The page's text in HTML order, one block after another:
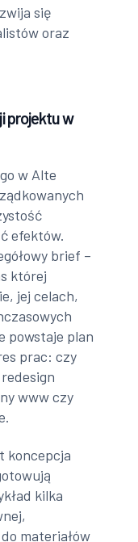
się
oraz
projektu w
w Alte
efektów.
brief –
której
jej celach,
powstaje plan
prac: czy
www czy
koncepcja
kilka
materiałów